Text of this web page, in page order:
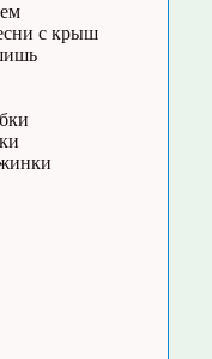
с крыш